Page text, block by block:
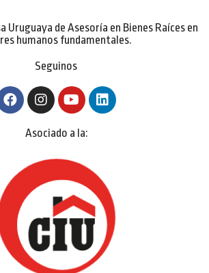
Uruguaya de Asesoría en Bienes Raíces en
humanos fundamentales.
Seguinos
Asociado a la: